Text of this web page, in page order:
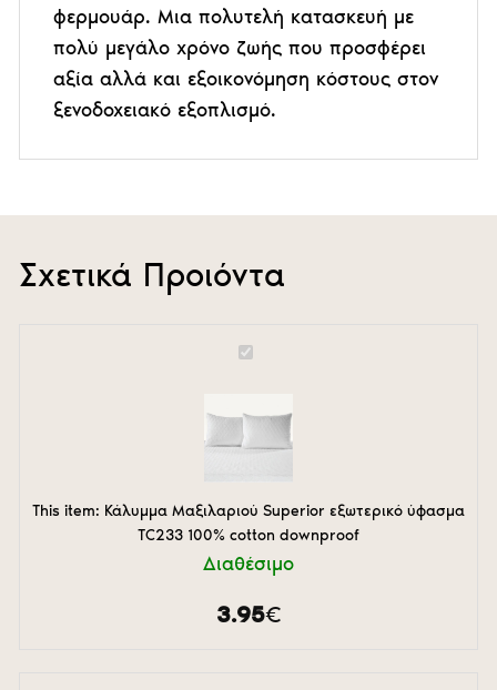
φερμουάρ. Μια πολυτελή κατασκευή με
πολύ μεγάλο χρόνο ζωής που προσφέρει
αξία αλλά και εξοικονόμηση κόστους στον
ξενοδοχειακό εξοπλισμό.
Σχετικά Προιόντα
cotton
This item: Κάλυμμα Μαξιλαριού Superior εξωτερικό ύφασμα
TC233 100% cotton downproof
Διαθέσιμο
3.95€